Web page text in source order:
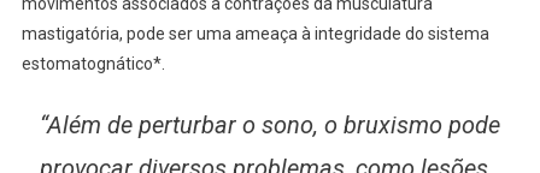
mastigatória, pode ser uma ameaça à integridade do sistema
estomatognático*.
“Além de perturbar o sono, o bruxismo pode